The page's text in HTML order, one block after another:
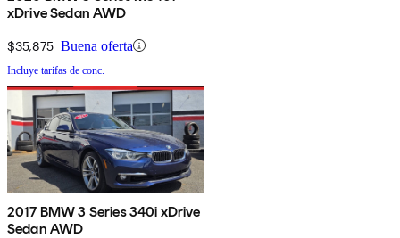
xDrive Sedan AWD
$35,875 Buena oferta
Incluye tarifas de conc.
2017 BMW 3 Series 340i xDrive
Sedan AWD